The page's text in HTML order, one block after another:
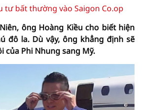
tư bất thường vào Saigon Co.op
ông Hoàng Kiều cho biết hiện
đô la. Dù vậy, ông khẳng định sẽ
của Phi Nhung sang Mỹ.